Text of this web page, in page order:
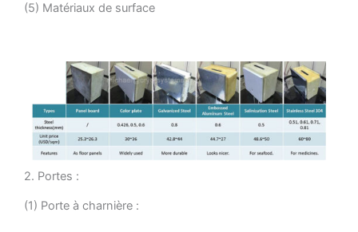
(5) Matériaux de surface
2. Portes :
(1) Porte à charnière :